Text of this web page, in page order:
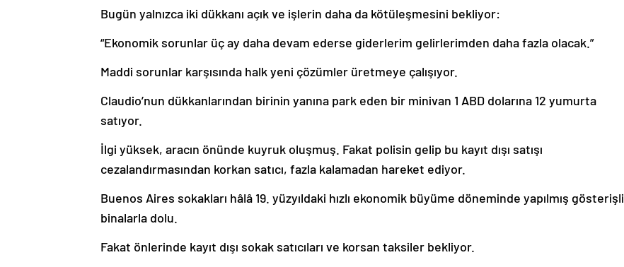
Bugün yalnızca iki dükkanı açık ve işlerin daha da kötüleşmesini bekliyor:
“Ekonomik sorunlar üç ay daha devam ederse giderlerim gelirlerimden daha fazla olacak.”
Maddi sorunlar karşısında halk yeni çözümler üretmeye çalışıyor.
Claudio’nun dükkanlarından birinin yanına park eden bir minivan 1 ABD dolarına 12 yumurta
satıyor.
İlgi yüksek, aracın önünde kuyruk oluşmuş. Fakat polisin gelip bu kayıt dışı satışı
cezalandırmasından korkan satıcı, fazla kalamadan hareket ediyor.
Buenos Aires sokakları hâlâ 19. yüzyıldaki hızlı ekonomik büyüme döneminde yapılmış gösterişli
binalarla dolu.
Fakat önlerinde kayıt dışı sokak satıcıları ve korsan taksiler bekliyor.